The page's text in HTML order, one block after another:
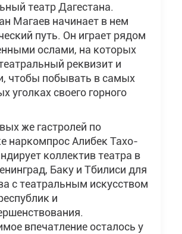
театр Дагестана.
Магаев начинает в нем
путь. Он играет рядом
ослами, на которых
реквизит и
чтобы побывать в самых
уголках своего горного
же гастролей по
наркомпрос Алибек Тахо-
коллектив театра в
Баку и Тбилиси для
с театральным искусством
и
впечатление осталось у